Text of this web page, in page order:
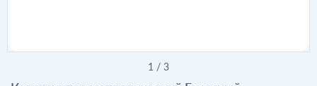
1 / 3